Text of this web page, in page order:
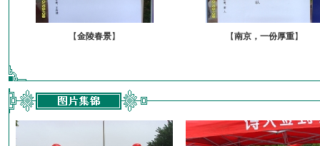
【金陵春景】 【南京，一份厚重】